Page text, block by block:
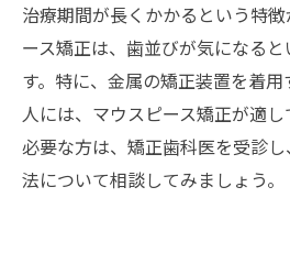
治療期間が長くかかるという特
ース矯正は、歯並びが気になる
す。特に、金属の矯正装置を着
人には、マウスピース矯正が適
必要な方は、矯正歯科医を受診
法について相談してみましょう。